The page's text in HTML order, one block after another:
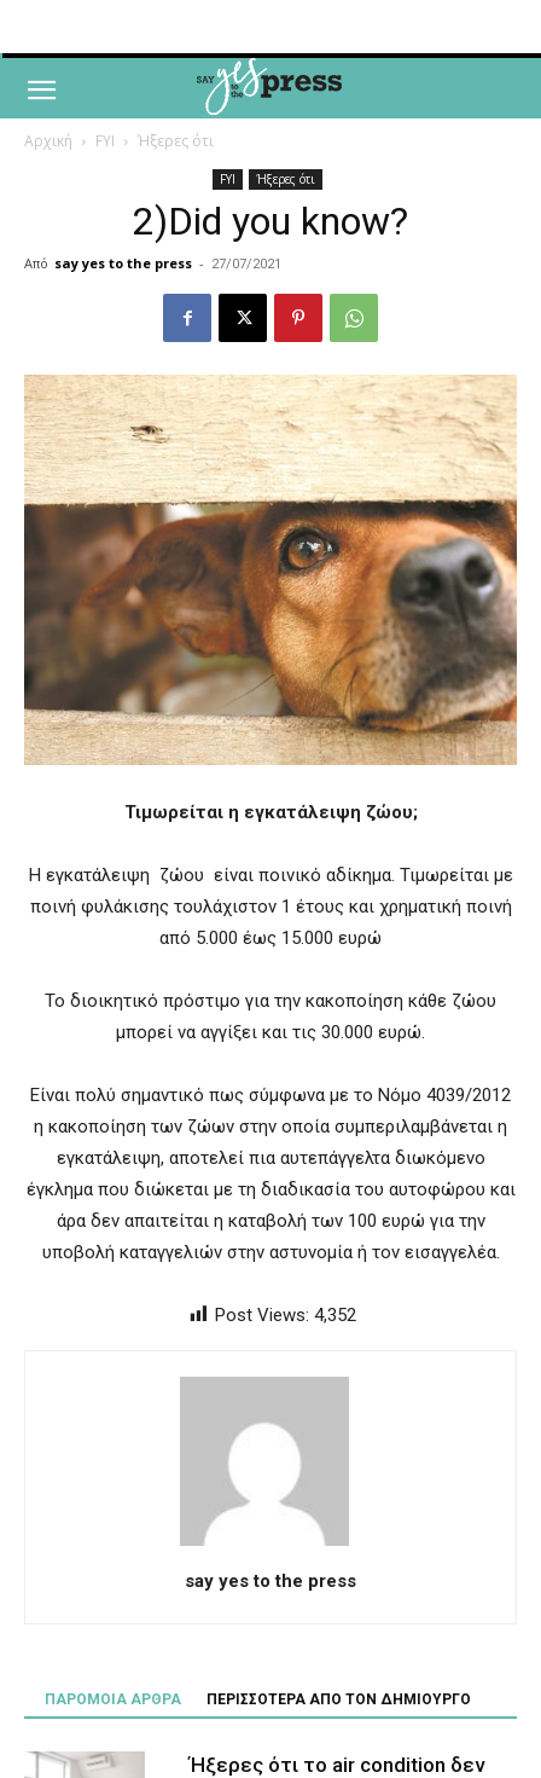
Αρχική FYI Ήξερες ότι
FYI Ήξερες ότι
2)Did you know?
Από say yes to the press - 27/07/2021
Τιμωρείται η εγκατάλειψη ζώου;
Η εγκατάλειψη ζώου είναι ποινικό αδίκημα. Τιμωρείται με
ποινή φυλάκισης τουλάχιστον 1 έτους και χρηματική ποινή
από 5.000 έως 15.000 ευρώ
Το διοικητικό πρόστιμο για την κακοποίηση κάθε ζώου
μπορεί να αγγίξει και τις 30.000 ευρώ.
Είναι πολύ σημαντικό πως σύμφωνα με το Νόμο 4039/2012
η κακοποίηση των ζώων στην οποία συμπεριλαμβάνεται η
εγκατάλειψη, αποτελεί πια αυτεπάγγελτα διωκόμενο
έγκλημα που διώκεται με τη διαδικασία του αυτοφώρου και
άρα δεν απαιτείται η καταβολή των 100 ευρώ για την
υποβολή καταγγελιών στην αστυνομία ή τον εισαγγελέα.
Post Views: 4,352
say yes to the press
ΠΑΡΟΜΟΙΑ ΑΡΘΡΑ ΠΕΡΙΣΣΟΤΕΡΑ ΑΠΟ ΤΟΝ ΔΗΜΙΟΥΡΓΟ
Ήξερες ότι το air condition δεν